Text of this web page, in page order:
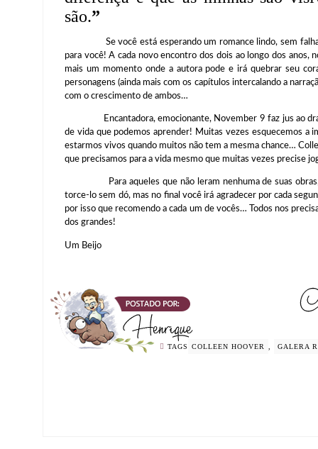
são.”
Se você está esperando um romance lindo, sem falhas
para você! A cada novo encontro dos dois ao longo dos
mais um momento onde a autora pode e irá quebrar seu
personagens (ainda mais com os capítulos intercalando a
com o crescimento de ambos…
Encantadora, emocionante, November 9 faz jus ao
de vida que podemos aprender! Muitas vezes esquecemos a
estarmos vivos quando muitos não tem a mesma chance…
que precisamos para a vida mesmo que muitas vezes precise
Para aqueles que não leram nenhuma de suas obras,
torce-lo sem dó, mas no final você irá agradecer por cada
por isso que recomendo a cada um de vocês… Todos nos
dos grandes!
Um Beijo
TAGS COLLEEN HOOVER GALERA